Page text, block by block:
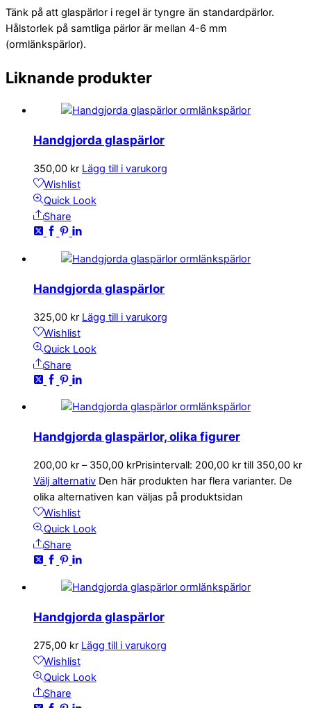
Tänk på att glaspärlor i regel är tyngre än standardpärlor.
Hålstorlek på samtliga pärlor är mellan 4-6 mm
(ormlänkspärlor).
Liknande produkter
Handgjorda glaspärlor
350,00 kr Lägg till i varukorg
Wishlist
Quick Look
Share
Handgjorda glaspärlor
325,00 kr Lägg till i varukorg
Wishlist
Quick Look
Share
Handgjorda glaspärlor, olika figurer
200,00 kr – 350,00 krPrisintervall: 200,00 kr till 350,00 kr
Välj alternativ Den här produkten har flera varianter. De
olika alternativen kan väljas på produktsidan
Wishlist
Quick Look
Share
Handgjorda glaspärlor
275,00 kr Lägg till i varukorg
Wishlist
Quick Look
Share